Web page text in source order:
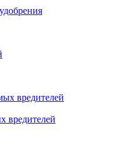
вредителей
вредителей